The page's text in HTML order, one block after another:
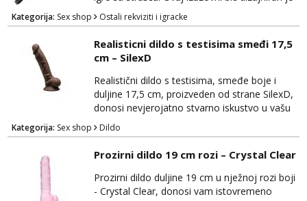
za dodatnu stimulaciju i eksperimentiranje u
svijetu BDSM-a i erotike. Izrađen je od
visokokvalitetne kože, Darkness Black
Flogger ima sofisticiran izgled i osjećaj na
dodir. Duge, meke trake biča omogućuju
precizno usmjeravanje i kontrolu tijekom igre,
pružaju...
Kategorija: Sex shop Ostali rekviziti i igracke
Realisticni dildo s testisima smeđi 17,5
cm – SilexD
Realistični dildo s testisima, smeđe boje i
duljine 17,5 cm, proizveden od strane SilexD,
donosi nevjerojatno stvarno iskustvo u vašu
spavaću sobu. Ovaj vrhunski dildo će vas
zadovoljiti svojom iznimnom kvalitetom i
autentičnim dizajnom. Izrađen je od
visokokvalitetnog, tijelu prijateljskog
materijala koji je nježan na dodir i siguran za
tijelo, osiguravajući udobnost tijekom
Kategorija: Sex shop Dildo
Prozirni dildo 19 cm rozi – Crystal Clear
Prozirni dildo duljine 19 cm u nježnoj rozi boji
- Crystal Clear, donosi vam istovremeno